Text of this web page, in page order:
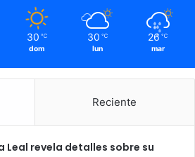
30 ℃
dom
30 ℃
lun
26 ℃
mar
Reciente
Leal revela detalles sobre su